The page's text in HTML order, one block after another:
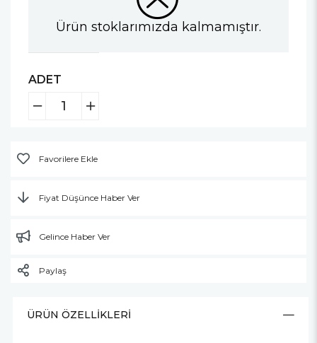
Ürün stoklarımızda kalmamıştır.
ADET
Favorilere Ekle
Fiyat Düşünce Haber Ver
Gelince Haber Ver
Paylaş
ÜRÜN ÖZELLIKLERI